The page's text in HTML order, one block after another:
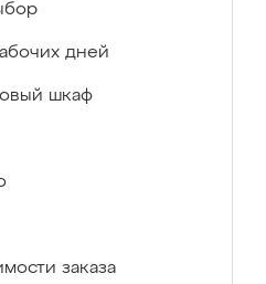
дней
шкаф
заказа